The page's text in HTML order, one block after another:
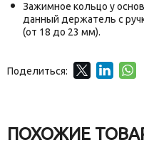
Зажимное кольцо у
данный держатель с
(от 18 до 23 мм).
Поделиться:
ПОХОЖИЕ